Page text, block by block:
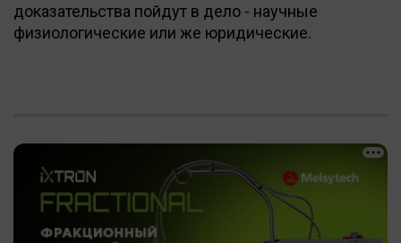
доказательства пойдут в дело - научные
физиологические или же юридические.